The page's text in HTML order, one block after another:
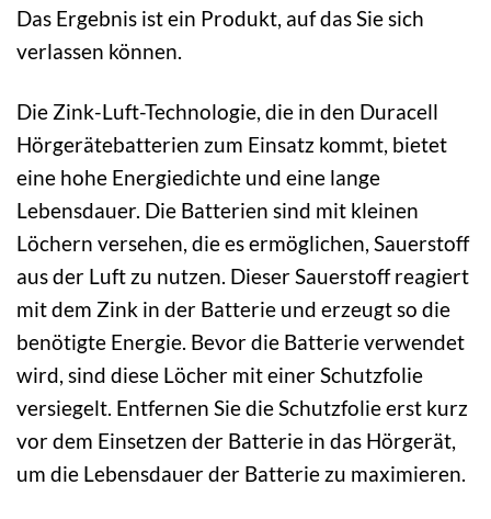
Das Ergebnis ist ein Produkt, auf das Sie sich
verlassen können.
Die Zink-Luft-Technologie, die in den Duracell
Hörgerätebatterien zum Einsatz kommt, bietet
eine hohe Energiedichte und eine lange
Lebensdauer. Die Batterien sind mit kleinen
Löchern versehen, die es ermöglichen, Sauerstoff
aus der Luft zu nutzen. Dieser Sauerstoff reagiert
mit dem Zink in der Batterie und erzeugt so die
benötigte Energie. Bevor die Batterie verwendet
wird, sind diese Löcher mit einer Schutzfolie
versiegelt. Entfernen Sie die Schutzfolie erst kurz
vor dem Einsetzen der Batterie in das Hörgerät,
um die Lebensdauer der Batterie zu maximieren.